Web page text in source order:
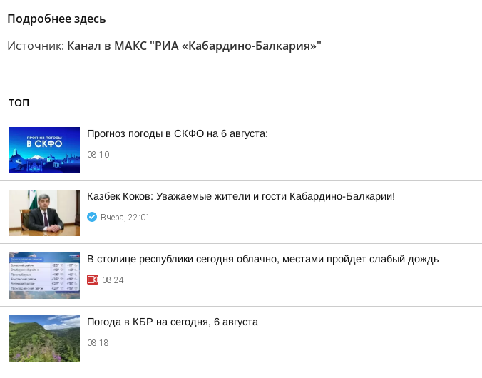
Подробнее здесь
Источник: Канал в МАКС "РИА «Кабардино-Балкария»"
ТОП
Прогноз погоды в СКФО на 6 августа:
08:10
Казбек Коков: Уважаемые жители и гости Кабардино-Балкарии!
Вчера, 22:01
В столице республики сегодня облачно, местами пройдет слабый дождь
08:24
Погода в КБР на сегодня, 6 августа
08:18